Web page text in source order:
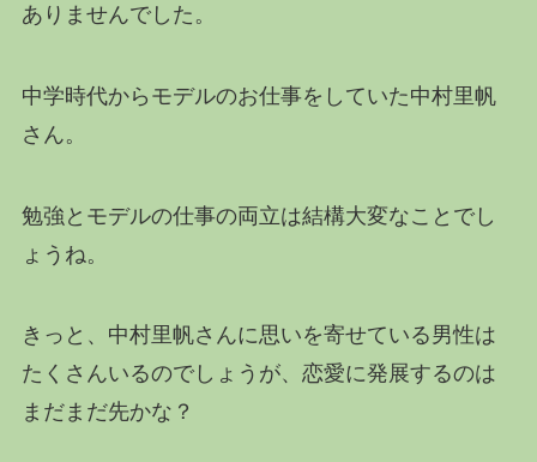
ありませんでした。
中学時代からモデルのお仕事をしていた中村里帆
さん。
勉強とモデルの仕事の両立は結構大変なことでし
ょうね。
きっと、中村里帆さんに思いを寄せている男性は
たくさんいるのでしょうが、恋愛に発展するのは
まだまだ先かな？